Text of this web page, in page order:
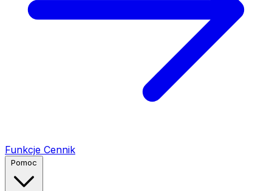
Funkcje Cennik